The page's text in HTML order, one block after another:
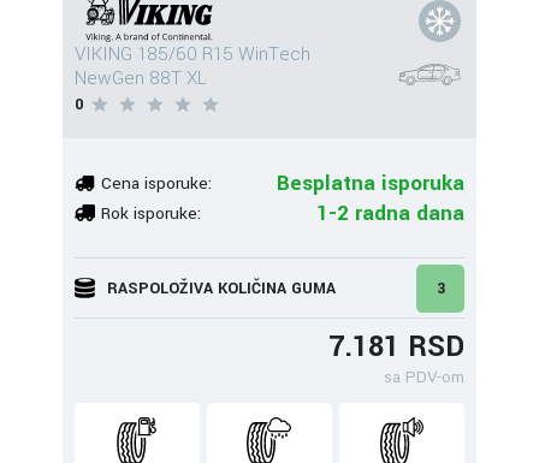
VIKING 185/60 R15 WinTech
NewGen 88T XL
0
Cena isporuke: Besplatna isporuka
Rok isporuke: 1-2 radna dana
RASPOLOŽIVA KOLIČINA GUMA 3
7.181 RSD
sa PDV-om